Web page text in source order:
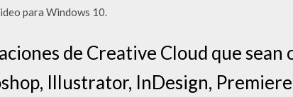
para Windows 10.
de Creative Cloud que sean
Illustrator, InDesign,